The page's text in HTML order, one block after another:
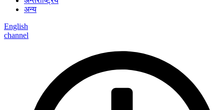
अन्य
English
channel